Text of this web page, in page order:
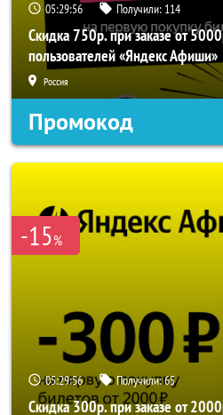
05:29:56 Получили: 114
Скидка 750р. при заказе от
пользователей «Яндекс Афиши»
Россия
Промокод
-15%
05:29:56 Получили:65
Скидка 300р. при заказе от